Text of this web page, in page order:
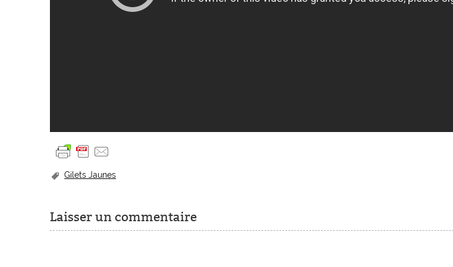
Gilets Jaunes
Laisser un commentaire